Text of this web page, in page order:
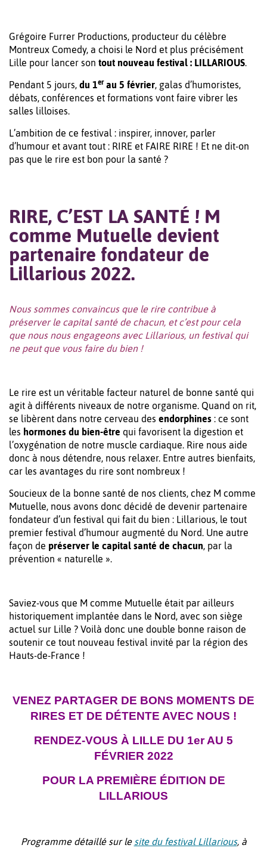
Grégoire Furrer Productions, producteur du célèbre
Montreux Comedy, a choisi le Nord et plus précisément
Lille pour lancer son tout nouveau festival : LILLARIOUS.
Pendant 5 jours, du 1erau 5 février, galas d’humoristes,
débats, conférences et formations vont faire vibrer les
salles lilloises.
L’ambition de ce festival : inspirer, innover, parler
d’humour et avant tout : RIRE et FAIRE RIRE ! Et ne dit-on
pas que le rire est bon pour la santé ?
RIRE, C’EST LA SANTÉ ! M
comme Mutuelle devient
partenaire fondateur de
Lillarious 2022.
Nous sommes convaincus que le rire contribue à
préserver le capital santé de chacun, et c’est pour cela
que nous nous engageons avec Lillarious, un festival qui
ne peut que vous faire du bien !
Le rire est un véritable facteur naturel de bonne santé qui
agit à différents niveaux de notre organisme. Quand on rit,
se libèrent dans notre cerveau des endorphines : ce sont
les hormones du bien-être qui favorisent la digestion et
l’oxygénation de notre muscle cardiaque. Rire nous aide
donc à nous détendre, nous relaxer. Entre autres bienfaits,
car les avantages du rire sont nombreux !
Soucieux de la bonne santé de nos clients, chez M comme
Mutuelle, nous avons donc décidé de devenir partenaire
fondateur d’un festival qui fait du bien : Lillarious, le tout
premier festival d’humour augmenté du Nord. Une autre
façon de préserver le capital santé de chacun, par la
prévention « naturelle ».
Saviez-vous que M comme Mutuelle était par ailleurs
historiquement implantée dans le Nord, avec son siège
actuel sur Lille ? Voilà donc une double bonne raison de
soutenir ce tout nouveau festival invité par la région des
Hauts-de-France !
VENEZ PARTAGER DE BONS MOMENTS DE
RIRES ET DE DÉTENTE AVEC NOUS !
RENDEZ-VOUS À LILLE DU 1er AU 5
FÉVRIER 2022
POUR LA PREMIÈRE ÉDITION DE
LILLARIOUS
Programme détaillé sur le site du festival Lillarious, à